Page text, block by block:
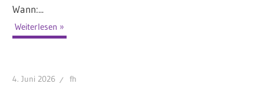
Wann:...
Weiterlesen
4. Juni 2026 fh